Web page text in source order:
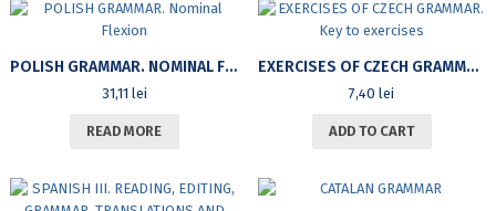
POLISH GRAMMAR. NOMINAL FLEXION
31,11 lei
READ MORE
EXERCISES OF CZECH GRAMMAR. KEY TO EXERCISES
7,40lei
ADD TO CART